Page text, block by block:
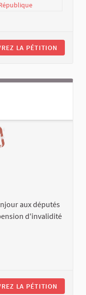
LA PÉTITION
aux députés
d'invalidité
LA PÉTITION